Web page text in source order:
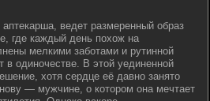
ведет размеренный образ
где каждый день похож на
мелкими заботами и рутинной
в одиночестве. В этой уединенной
хотя сердце её давно занято
— мужчине, о котором она мечтает